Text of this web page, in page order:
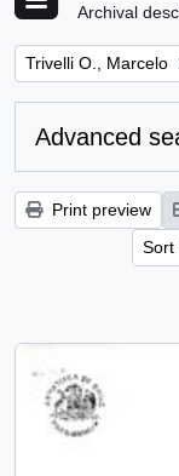
Archival
Remove filter:
Trivelli O., Marcelo
Advanced
Print preview
Sort